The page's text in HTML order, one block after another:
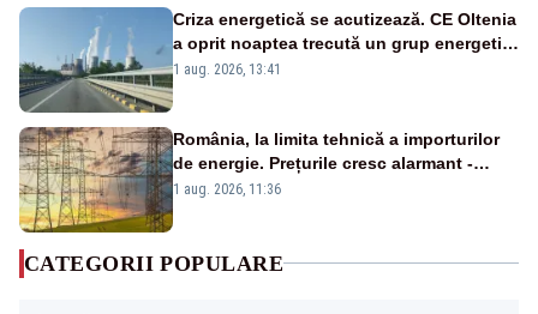
Criza energetică se acutizează. CE Oltenia
a oprit noaptea trecută un grup energetic
de la Rovinari
1 aug. 2026, 13:41
România, la limita tehnică a importurilor
de energie. Prețurile cresc alarmant -
Analiză Realitatea Plus
1 aug. 2026, 11:36
CATEGORII POPULARE